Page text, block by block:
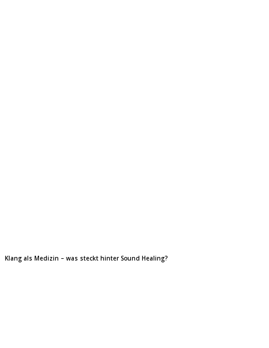
Klang als Medizin – was steckt hinter Sound Healing?